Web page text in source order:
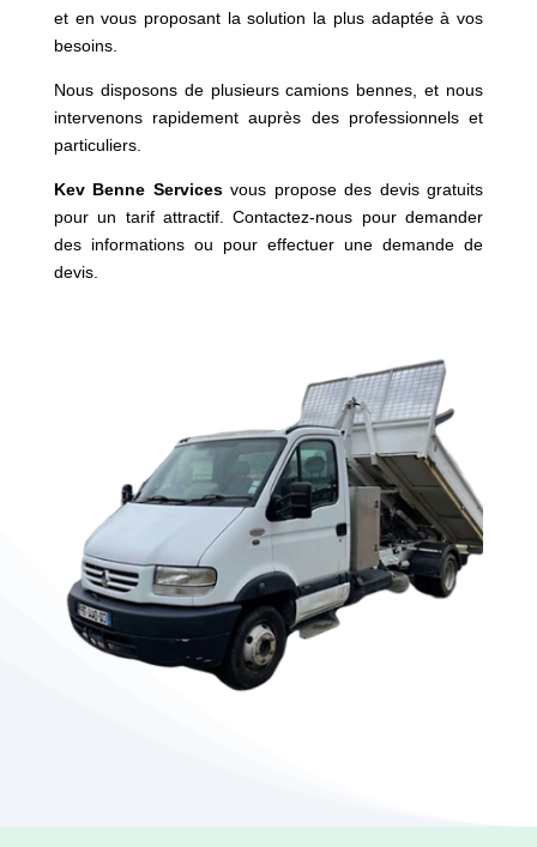
et en vous proposant la solution la plus adaptée à vos
besoins.
Nous disposons de plusieurs camions bennes, et nous
intervenons rapidement auprès des professionnels et
particuliers.
Kev Benne Servicesvous propose des devis gratuits
pour un tarif attractif. Contactez-nous pour demander
des informations ou pour effectuer une demande de
devis.